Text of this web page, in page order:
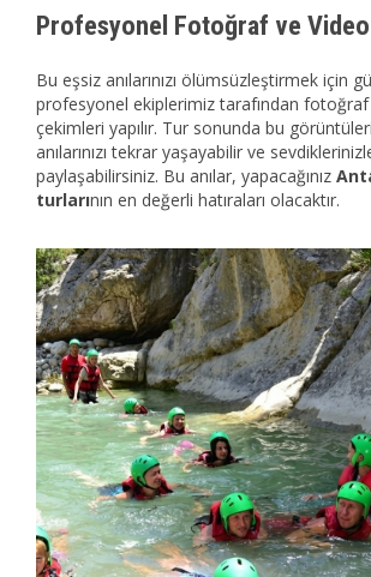
Profesyonel Fotoğraf ve
Bu eşsiz anılarınızı ölümsüzleştirmek için
profesyonel ekiplerimiz tarafından
çekimleri yapılır. Tur sonunda bu
anılarınızı tekrar yaşayabilir ve
paylaşabilirsiniz. Bu anılar, yapacağınız
turlarının en değerli hatıraları olacaktır.